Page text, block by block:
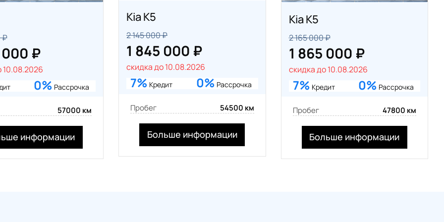
₽
000 ₽
10.08.2026
0% Рассрочка
57000 км
информации
Kia K5
2 145 000 ₽
1 845 000 ₽
скидка до 10.08.2026
7% Кредит 0% Рассрочка
Пробег 54500 км
Больше информации
Kia K5
2 165 000 ₽
1 865 000 ₽
скидка до 10.08.2026
7% Кредит 0% Рассрочка
Пробег 47800 км
Больше информации